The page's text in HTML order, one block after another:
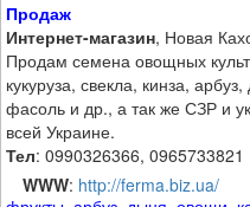
Продаж
Интернет-магазин, Новая
Продам семена овощных
кукуруза, свекла, кинза,
фасоль и др., а так же СЗР и
всей Украине.
Тел: 0990326366, 0965733821
WWW: http://ferma.biz.ua/